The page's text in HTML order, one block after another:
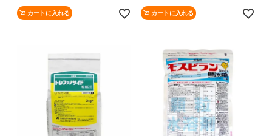
カートに入れる カートに入れる